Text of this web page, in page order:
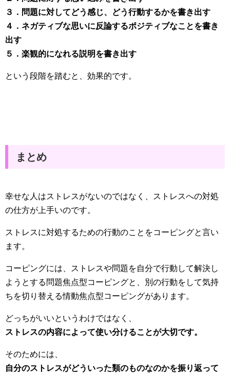
３．問題に対してどう感じ、どう行動するかを書き出す
４．ネガティブな思いに反論するポジティブなことを書き
出す
５．楽観的になれる説明を書き出す
という段階を踏むと、効果的です。
まとめ
幸せな人はストレスがないのではなく、ストレスへの対処
の仕方が上手いのです。
ストレスに対処するための行動のことをコーピングと言い
ます。
コーピングには、ストレスや問題を自分で行動して解決し
ようとする問題焦点型コーピングと、別の行動をして気持
ちを切り替える情動焦点型コーピングがあります。
どっちがいいというわけではなく、
ストレスの内容によって使い分けることが大切です。
そのためには、
自分のストレスがどういった類のものなのかを振り返って